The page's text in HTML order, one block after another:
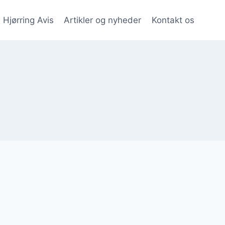
Hjørring Avis Artikler og nyheder Kontakt os